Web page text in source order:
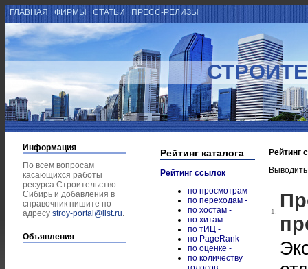
ГЛАВНАЯ ФИРМЫ СТАТЬИ ПРЕСС-РЕЛИЗЫ
Информация
По всем вопросам
касающихся работы
ресурса Строительство
Сибирь и добавления в
справочник пишите по
адресу stroy-portal@list.ru.
Объявления
Рейтинг каталога
Рейтинг ссылок
по просмотрам -
по переходам -
по хостам -
по хитам -
по тИЦ -
по PageRank -
по оценке -
по количеству
Рейтинг
1.